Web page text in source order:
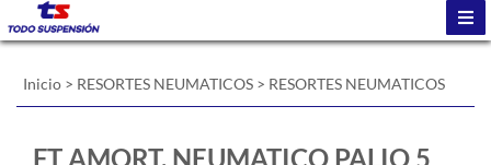
Inicio > RESORTES NEUMATICOS > RESORTES NEUMATICOS
FT AMORT. NEUMATICO PALIO 5